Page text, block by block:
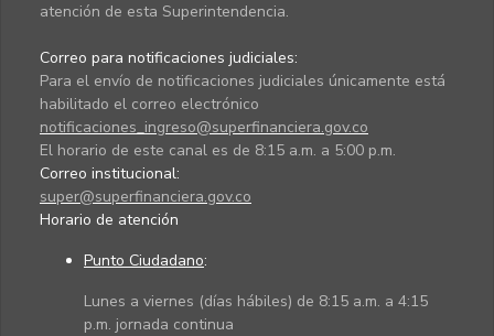
atención de esta Superintendencia.
Correo para notificaciones judiciales:
Para el envío de notificaciones judiciales únicamente está
habilitado el correo electrónico
notificaciones_ingreso@superfinanciera.gov.co
El horario de este canal es de 8:15 a.m. a 5:00 p.m.
Correo institucional:
super@superfinanciera.gov.co
Horario de atención
Punto Ciudadano:
Lunes a viernes (días hábiles) de 8:15 a.m. a 4:15
p.m. jornada continua